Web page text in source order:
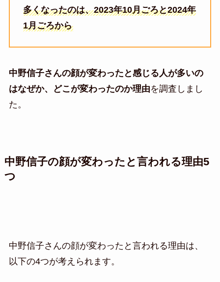
多くなったのは、2023年10月ごろと2024年
1月ごろから
中野信子さんの顔が変わったと感じる人が多いの
はなぜか、どこが変わったのか理由を調査しまし
た。
中野信子の顔が変わったと言われる理由5
つ
中野信子さんの顔が変わったと言われる理由は、
以下の4つが考えられます。